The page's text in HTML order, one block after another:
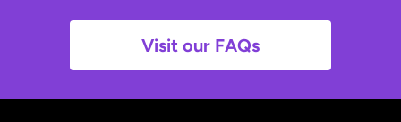
Visit our FAQs